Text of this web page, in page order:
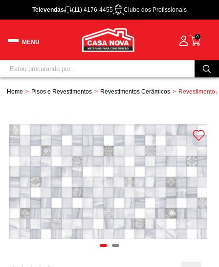
Televendas (11) 4176-4455 Clube dos Profissionais
0
Home Pisos e Revestimentos Revestimentos Cerâmicos Revestimento